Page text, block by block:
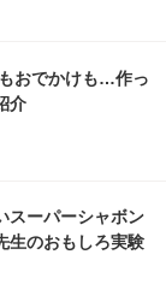
おでかけも…作っ
介
スーパーシャボン
生のおもしろ実験